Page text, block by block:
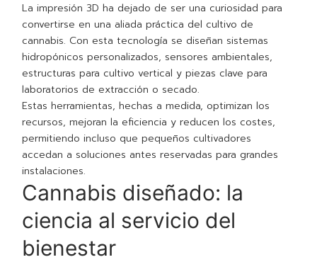
La impresión 3D ha dejado de ser una curiosidad para
convertirse en una aliada práctica del cultivo de
cannabis. Con esta tecnología se diseñan sistemas
hidropónicos personalizados, sensores ambientales,
estructuras para cultivo vertical y piezas clave para
laboratorios de extracción o secado.
Estas herramientas, hechas a medida, optimizan los
recursos, mejoran la eficiencia y reducen los costes,
permitiendo incluso que pequeños cultivadores
accedan a soluciones antes reservadas para grandes
instalaciones.
Cannabis diseñado: la
ciencia al servicio del
bienestar